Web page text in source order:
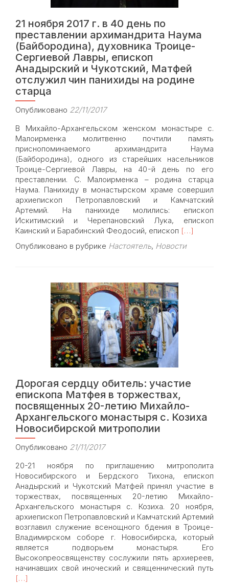
21 ноября 2017 г. в 40 день по
преставлении архимандрита Наума
(Байбородина), духовника Троице-
Сергиевой Лавры, епископ
Анадырский и Чукотский, Матфей
отслужил чин панихиды на родине
старца
Опубликовано 22/11/2017
В Михайло-Архангельском женском монастыре с.
Малоирменка молитвенно почтили память
приснопоминаемого архимандрита Наума
(Байбородина), одного из старейших насельников
Троице-Сергиевой Лавры, на 40-й день по его
преставлении. С. Малоирменка – родина старца
Наума. Панихиду в монастырском храме совершил
архиепископ Петропавловский и Камчатский
Артемий. На панихиде молились: епископ
Искитимский и Черепановский Лука, епископ
Каинский и Барабинский Феодосий, епископ Read
about
духовника
Сергиевой
Лавры,
Матфей
отслужил
чин
панихиды
на
родине
старца
[…]
Опубликовано в рубрике Настоятель, Новости
Дорогая сердцу обитель: участие
епископа Матфея в торжествах,
посвященных 20-летию Михайло-
Архангельского монастыря с. Козиха
Новосибирской митрополии
Опубликовано 21/11/2017
20-21 ноября по приглашению митрополита
Новосибирского и Бердского Тихона, епископ
Анадырский и Чукотский Матфей принял участие в
торжествах, посвященных 20-летию Михайло-
Архангельского монастыря с. Козиха. 20 ноября,
архиепископ Петропавловский и Камчатский Артемий
возглавил служение всенощного бдения в Троице-
Владимирском соборе г. Новосибирска, который
является подворьем монастыря. Его
Высокопреосвященству сослужили пять архиереев,
начинавших свой иноческий и священнический путь
[…]